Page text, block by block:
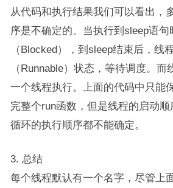
从代码和执行结果我们可以看出，
序是不确定的。当执行到sleep语
（Blocked），到sleep结束后，线
（Runnable）状态，等待调度。而
一个线程执行。上面的代码中只能
完整个run函数，但是线程的启动
循环的执行顺序都不能确定。
3. 总结
每个线程默认有一个名字，尽管上